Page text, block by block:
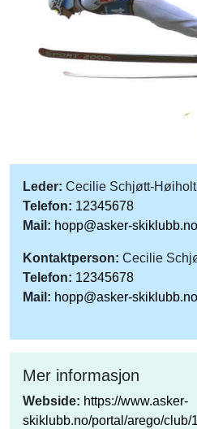
Leder: Cecilie Schjøtt-Høiholt
Telefon: 12345678
Mail: hopp@asker-skiklubb.no
Kontaktperson: Cecilie
Telefon: 12345678
Mail: hopp@asker-skiklubb.no
Mer informasjon
Webside: https://www.asker-
skiklubb.no/portal/arego/club/